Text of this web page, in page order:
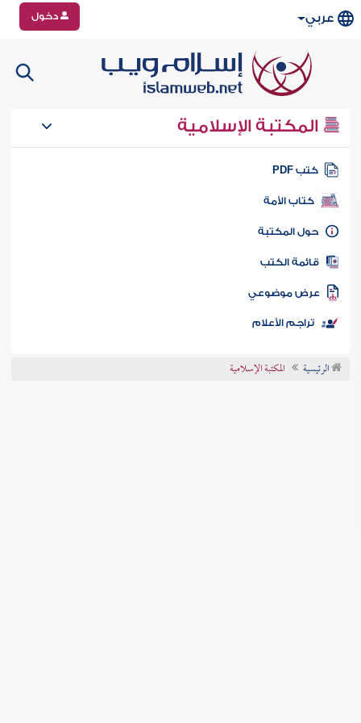
عربي دخول
المكتبة الإسلامية
كتب PDF
كتاب الأمة
المكتبة
الكتب
موضوعي
تراجم الأعلام
الرئيسية المكتبة الإسلامية